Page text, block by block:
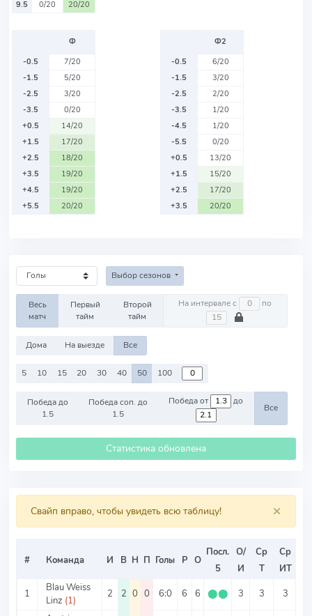
9.5 0/20 20/20
Ф
-0.5
7/20
-1.5
5/20
-2.5
3/20
-3.5
0/20
+0.5
14/20
+1.5
17/20
+2.5
18/20
+3.5
19/20
+4.5
19/20
+5.5
20/20
Ф2
-0.5
6/20
-1.5
3/20
-2.5
2/20
-3.5
1/20
-4.5
1/20
-5.5
0/20
+0.5
13/20
+1.5
15/20
+2.5
17/20
+3.5
20/20
Выбор сезонов
Весь
матч
Первый
тайм
Второй
тайм
На интервале с по
Дома На выезде Все
5 10 15 20 30 40 50 100
Победа до
1.5
Победа соп. до
1.5
Победа от до
Все
Статистика обновлена
×
Свайп вправо, чтобы увидеть всю таблицу!
# Команда И В Н П Голы Р О
Посл.
5
О/
И
Ср
Т
Ср
ИТ
1
Blau Weiss
Linz (1)
2 2 0 0 6:0 6 6 ⬤⬤ 3 3 3